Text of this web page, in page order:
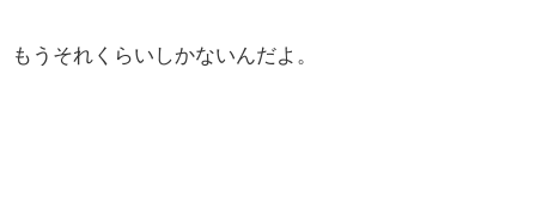
もうそれくらいしかないんだよ。